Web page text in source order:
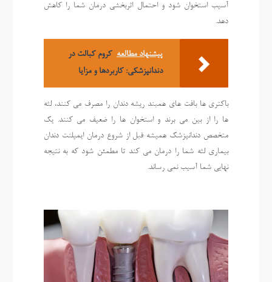
آسیب استخوان شود و احتمال اثربخشی درمان شما را کاهش
دهد.
پیشنهاد مطالعه کروم کبالت در
دندانپزشکی: کاربردها و مزایا
باکتری ها بافت های همبند ریشه دندان را مصرف می کنند، لثه
ها را از بین می برند و استخوان ها را ضعیف می کنند. یک
متخصص دندانپزشک همیشه قبل از شروع درمان ایمپلنت دندان
بیماری لثه شما را درمان می کند تا مطمئن شود که به نتیجه
نهایی شما آسیب نمی رساند.